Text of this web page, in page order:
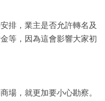
排，業主是否允許轉名及
等，因為這會影響大家初
場，就更加要小心勘察。